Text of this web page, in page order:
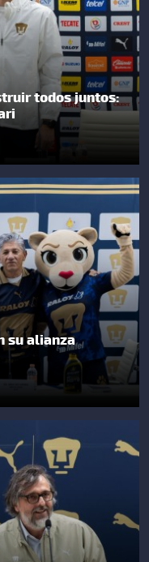
todos juntos:
su alianza